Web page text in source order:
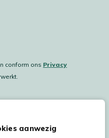
aanwezig
conform ons Privacy